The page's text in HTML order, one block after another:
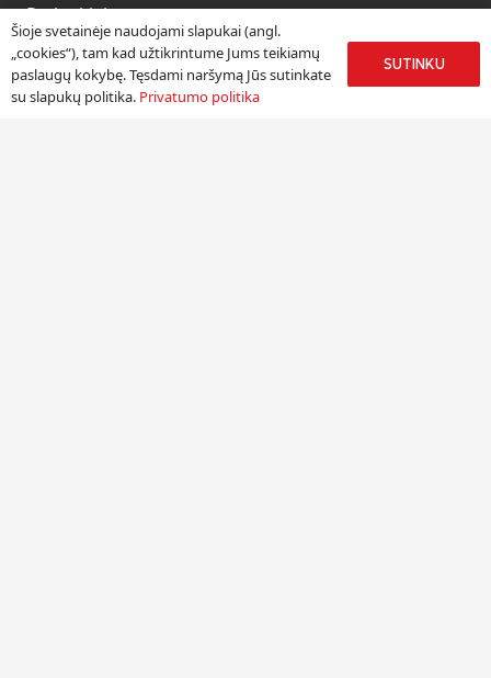
Ratlankiai
Kitos prekės
Paslaugos
Šioje svetainėje naudojami slapukai (angl.
„cookies“), tam kad užtikrintume Jums teikiamų
paslaugų kokybę. Tęsdami naršymą Jūs sutinkate
su slapukų politika. Privatumo politika
SUTINKU